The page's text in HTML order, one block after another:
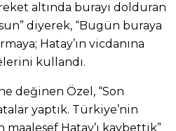
altında burayı dolduran
diyerek, “Bugün buraya
Hatay’ın vicdanına
kullandı.
değinen Özel, “Son
yaptık. Türkiye’nin
maalesef Hatay’ı kaybettik”